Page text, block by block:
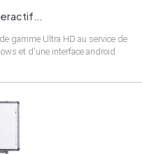
gamme Ultra HD au service de
et d'une interface android